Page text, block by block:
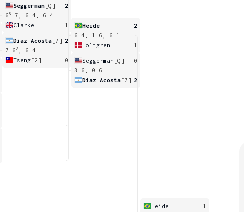
Seggerman[Q]
2
68 -7, 6-4, 6-4
Clarke
1
Diaz Acosta[7] 2
7-62
, 6-4
Tseng[2] 0
Heide
2
6-4, 1-6, 6-1
Holmgren
1
Seggerman [Q]
0
3-6, 0-6
Diaz Acosta[7] 2
Heide
1